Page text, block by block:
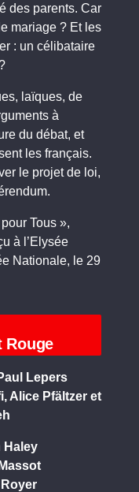
des parents. Car
mariage ? Et les
: un célibataire
laïques, de
à
du débat, et
les français.
le projet de loi,
Tous »,
à l’Elysée
Nationale, le 29
Rouge
Lepers
Alice Pfältzer et
Haley